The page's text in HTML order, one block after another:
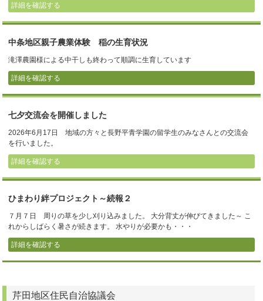
詳細を確認する
中条地区親子農業体験 稲の生育状況
滝澤農園様による中干しも終わって順調に生育しています
詳細を確認する
七夕交流会を開催しました
2026年6月17日 地域の方々と長野平青学園の留学生のみなさんとの交流会
を行いました。
詳細を確認する
ひまわり絆プロジェクト～続報２
７月７日 周りの草を少し刈り込みました。 大分背丈が伸びてきました～ こ
れからしばらく暑さが続きます。 水やりが必要かも・・・
詳細を確認する
芹田地区住民自治協議会